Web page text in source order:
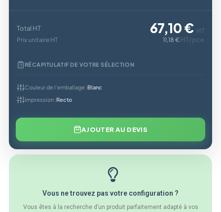
Total HT 67,10 € HT
Prix unitaire HT 11,18 € HT/pce
RÉCAPITULATIF DE VOTRE SÉLECTION
Couleur de l'emballage :Blanc
Impression :Recto
AJOUTER AU DEVIS
Vous ne trouvez pas votre configuration ?
Vous êtes à la recherche d’un produit parfaitement adapté à vos